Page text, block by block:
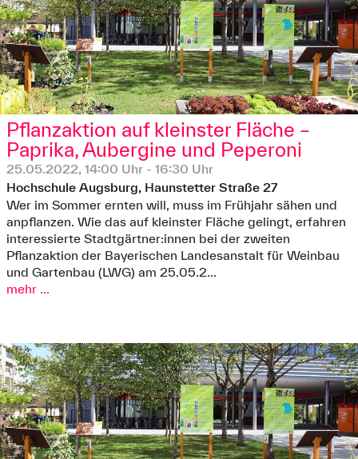
Pflanzaktion auf kleinster Fläche –
Paprika, Aubergine und Peperoni
25.05.2022, 14:00 Uhr - 16:30 Uhr
Hochschule Augsburg, Haunstetter Straße 27
Wer im Sommer ernten will, muss im Frühjahr sähen und
anpflanzen. Wie das auf kleinster Fläche gelingt, erfahren
interessierte Stadtgärtner:innen bei der zweiten
Pflanzaktion der Bayerischen Landesanstalt für Weinbau
und Gartenbau (LWG) am 25.05.2...
mehr ...